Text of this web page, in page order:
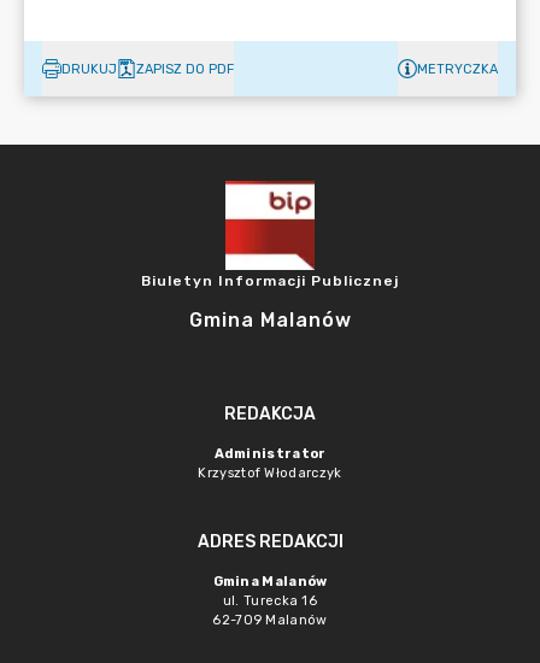
DRUKUJ ZAPISZ DO PDF METRYCZKA
Biuletyn Informacji Publicznej
Gmina Malanów
REDAKCJA
Administrator
Krzysztof Włodarczyk
ADRES REDAKCJI
Gmina Malanów
ul. Turecka 16
62-709 Malanów